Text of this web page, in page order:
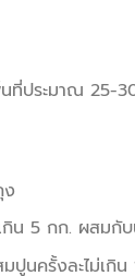
ที่ประมาณ 25-
น 5 กก. ผสมกั
นครั้งละไม่เกิ